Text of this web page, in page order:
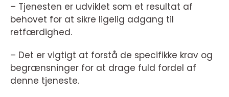
– Tjenesten er udviklet som et resultat af
behovet for at sikre ligelig adgang til
retfærdighed.
– Det er vigtigt at forstå de specifikke krav og
begrænsninger for at drage fuld fordel af
denne tjeneste.